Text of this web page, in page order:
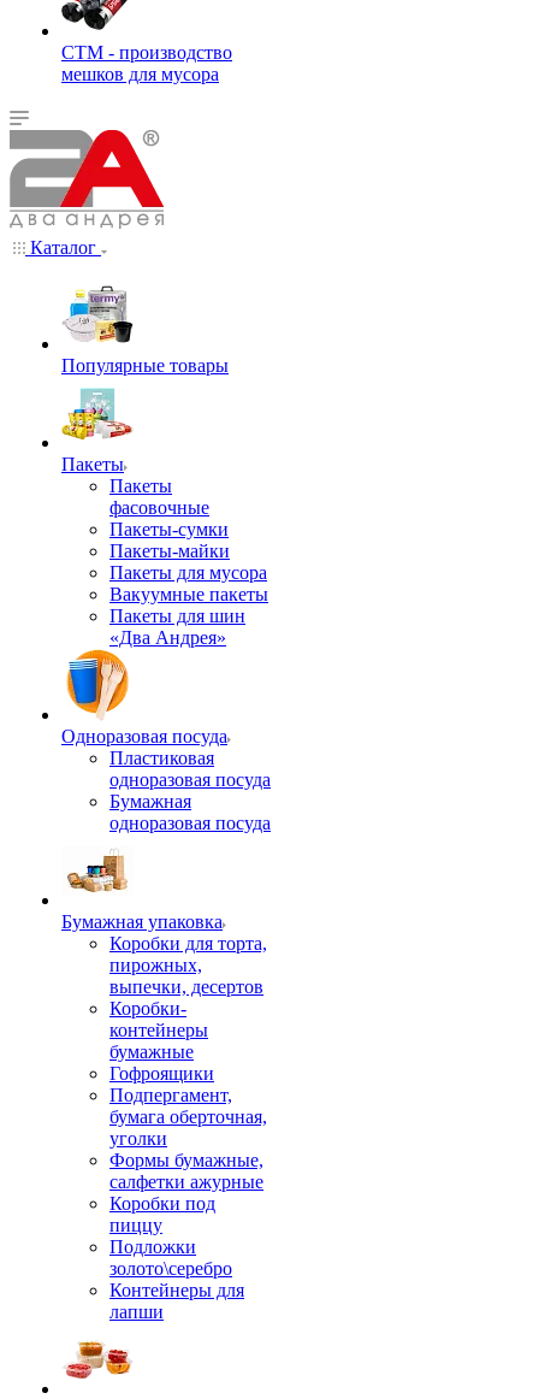
СТМ - производство
мешков для мусора
Каталог
Популярные товары
Пакеты
Пакеты
фасовочные
Пакеты-сумки
Пакеты-майки
Пакеты для мусора
Вакуумные пакеты
Пакеты для шин
«Два Андрея»
Одноразовая посуда
Пластиковая
одноразовая посуда
Бумажная
одноразовая посуда
Бумажная упаковка
Коробки для торта,
пирожных,
выпечки, десертов
Коробки-
контейнеры
бумажные
Гофроящики
Подпергамент,
бумага оберточная,
уголки
Формы бумажные,
салфетки ажурные
Коробки под
пиццу
Подложки
золото\серебро
Контейнеры для
лапши